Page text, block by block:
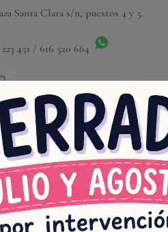
Santa Clara s/n, puestos 4 y 5.
451 / 616 520 664
y entregas:
8.30 – 18.30 h (abierto a
14.00 h.